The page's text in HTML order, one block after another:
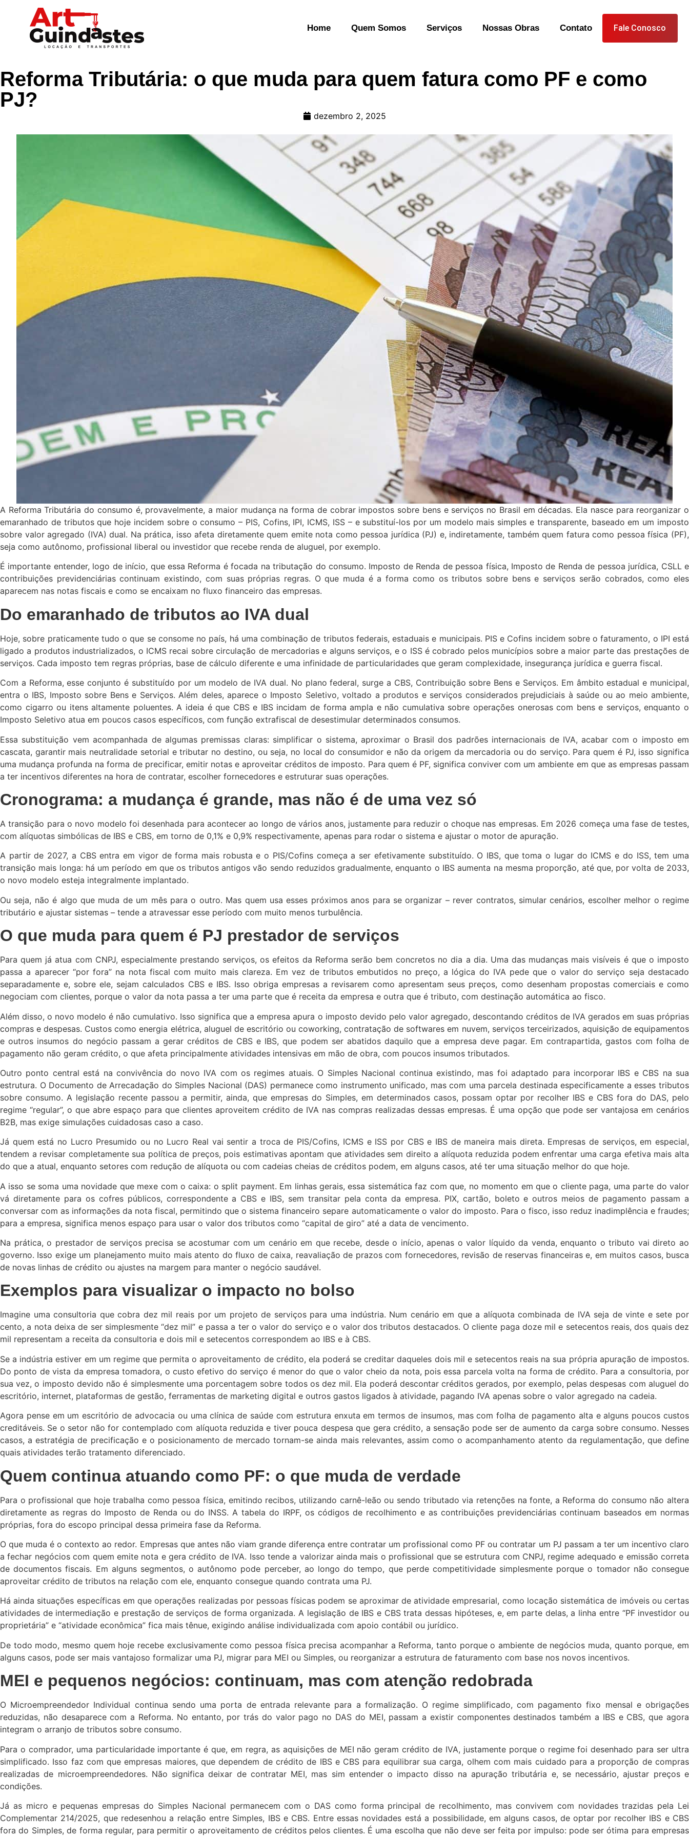
Home Quem Somos Serviços Nossas Obras Contato Fale Conosco
Reforma Tributária: o que muda para quem fatura como PF e como
PJ?
dezembro 2, 2025
A Reforma Tributária do consumo é, provavelmente, a maior mudança na forma de cobrar impostos sobre bens e serviços no Brasil em décadas. Ela nasce para reorganizar o
emaranhado de tributos que hoje incidem sobre o consumo – PIS, Cofins, IPI, ICMS, ISS – e substituí-los por um modelo mais simples e transparente, baseado em um imposto
sobre valor agregado (IVA) dual. Na prática, isso afeta diretamente quem emite nota como pessoa jurídica (PJ) e, indiretamente, também quem fatura como pessoa física (PF),
seja como autônomo, profissional liberal ou investidor que recebe renda de aluguel, por exemplo.
É importante entender, logo de início, que essa Reforma é focada na tributação do consumo. Imposto de Renda de pessoa física, Imposto de Renda de pessoa jurídica, CSLL e
contribuições previdenciárias continuam existindo, com suas próprias regras. O que muda é a forma como os tributos sobre bens e serviços serão cobrados, como eles
aparecem nas notas fiscais e como se encaixam no fluxo financeiro das empresas.
Do emaranhado de tributos ao IVA dual
Hoje, sobre praticamente tudo o que se consome no país, há uma combinação de tributos federais, estaduais e municipais. PIS e Cofins incidem sobre o faturamento, o IPI está
ligado a produtos industrializados, o ICMS recai sobre circulação de mercadorias e alguns serviços, e o ISS é cobrado pelos municípios sobre a maior parte das prestações de
serviços. Cada imposto tem regras próprias, base de cálculo diferente e uma infinidade de particularidades que geram complexidade, insegurança jurídica e guerra fiscal.
Com a Reforma, esse conjunto é substituído por um modelo de IVA dual. No plano federal, surge a CBS, Contribuição sobre Bens e Serviços. Em âmbito estadual e municipal,
entra o IBS, Imposto sobre Bens e Serviços. Além deles, aparece o Imposto Seletivo, voltado a produtos e serviços considerados prejudiciais à saúde ou ao meio ambiente,
como cigarro ou itens altamente poluentes. A ideia é que CBS e IBS incidam de forma ampla e não cumulativa sobre operações onerosas com bens e serviços, enquanto o
Imposto Seletivo atua em poucos casos específicos, com função extrafiscal de desestimular determinados consumos.
Essa substituição vem acompanhada de algumas premissas claras: simplificar o sistema, aproximar o Brasil dos padrões internacionais de IVA, acabar com o imposto em
cascata, garantir mais neutralidade setorial e tributar no destino, ou seja, no local do consumidor e não da origem da mercadoria ou do serviço. Para quem é PJ, isso significa
uma mudança profunda na forma de precificar, emitir notas e aproveitar créditos de imposto. Para quem é PF, significa conviver com um ambiente em que as empresas passam
a ter incentivos diferentes na hora de contratar, escolher fornecedores e estruturar suas operações.
Cronograma: a mudança é grande, mas não é de uma vez só
A transição para o novo modelo foi desenhada para acontecer ao longo de vários anos, justamente para reduzir o choque nas empresas. Em 2026 começa uma fase de testes,
com alíquotas simbólicas de IBS e CBS, em torno de 0,1% e 0,9% respectivamente, apenas para rodar o sistema e ajustar o motor de apuração.
A partir de 2027, a CBS entra em vigor de forma mais robusta e o PIS/Cofins começa a ser efetivamente substituído. O IBS, que toma o lugar do ICMS e do ISS, tem uma
transição mais longa: há um período em que os tributos antigos vão sendo reduzidos gradualmente, enquanto o IBS aumenta na mesma proporção, até que, por volta de 2033,
o novo modelo esteja integralmente implantado.
Ou seja, não é algo que muda de um mês para o outro. Mas quem usa esses próximos anos para se organizar – rever contratos, simular cenários, escolher melhor o regime
tributário e ajustar sistemas – tende a atravessar esse período com muito menos turbulência.
O que muda para quem é PJ prestador de serviços
Para quem já atua com CNPJ, especialmente prestando serviços, os efeitos da Reforma serão bem concretos no dia a dia. Uma das mudanças mais visíveis é que o imposto
passa a aparecer “por fora” na nota fiscal com muito mais clareza. Em vez de tributos embutidos no preço, a lógica do IVA pede que o valor do serviço seja destacado
separadamente e, sobre ele, sejam calculados CBS e IBS. Isso obriga empresas a revisarem como apresentam seus preços, como desenham propostas comerciais e como
negociam com clientes, porque o valor da nota passa a ter uma parte que é receita da empresa e outra que é tributo, com destinação automática ao fisco.
Além disso, o novo modelo é não cumulativo. Isso significa que a empresa apura o imposto devido pelo valor agregado, descontando créditos de IVA gerados em suas próprias
compras e despesas. Custos como energia elétrica, aluguel de escritório ou coworking, contratação de softwares em nuvem, serviços terceirizados, aquisição de equipamentos
e outros insumos do negócio passam a gerar créditos de CBS e IBS, que podem ser abatidos daquilo que a empresa deve pagar. Em contrapartida, gastos com folha de
pagamento não geram crédito, o que afeta principalmente atividades intensivas em mão de obra, com poucos insumos tributados.
Outro ponto central está na convivência do novo IVA com os regimes atuais. O Simples Nacional continua existindo, mas foi adaptado para incorporar IBS e CBS na sua
estrutura. O Documento de Arrecadação do Simples Nacional (DAS) permanece como instrumento unificado, mas com uma parcela destinada especificamente a esses tributos
sobre consumo. A legislação recente passou a permitir, ainda, que empresas do Simples, em determinados casos, possam optar por recolher IBS e CBS fora do DAS, pelo
regime “regular”, o que abre espaço para que clientes aproveitem crédito de IVA nas compras realizadas dessas empresas. É uma opção que pode ser vantajosa em cenários
B2B, mas exige simulações cuidadosas caso a caso.
Já quem está no Lucro Presumido ou no Lucro Real vai sentir a troca de PIS/Cofins, ICMS e ISS por CBS e IBS de maneira mais direta. Empresas de serviços, em especial,
tendem a revisar completamente sua política de preços, pois estimativas apontam que atividades sem direito a alíquota reduzida podem enfrentar uma carga efetiva mais alta
do que a atual, enquanto setores com redução de alíquota ou com cadeias cheias de créditos podem, em alguns casos, até ter uma situação melhor do que hoje.
A isso se soma uma novidade que mexe com o caixa: o split payment. Em linhas gerais, essa sistemática faz com que, no momento em que o cliente paga, uma parte do valor
vá diretamente para os cofres públicos, correspondente a CBS e IBS, sem transitar pela conta da empresa. PIX, cartão, boleto e outros meios de pagamento passam a
conversar com as informações da nota fiscal, permitindo que o sistema financeiro separe automaticamente o valor do imposto. Para o fisco, isso reduz inadimplência e fraudes;
para a empresa, significa menos espaço para usar o valor dos tributos como “capital de giro” até a data de vencimento.
Na prática, o prestador de serviços precisa se acostumar com um cenário em que recebe, desde o início, apenas o valor líquido da venda, enquanto o tributo vai direto ao
governo. Isso exige um planejamento muito mais atento do fluxo de caixa, reavaliação de prazos com fornecedores, revisão de reservas financeiras e, em muitos casos, busca
de novas linhas de crédito ou ajustes na margem para manter o negócio saudável.
Exemplos para visualizar o impacto no bolso
Imagine uma consultoria que cobra dez mil reais por um projeto de serviços para uma indústria. Num cenário em que a alíquota combinada de IVA seja de vinte e sete por
cento, a nota deixa de ser simplesmente “dez mil” e passa a ter o valor do serviço e o valor dos tributos destacados. O cliente paga doze mil e setecentos reais, dos quais dez
mil representam a receita da consultoria e dois mil e setecentos correspondem ao IBS e à CBS.
Se a indústria estiver em um regime que permita o aproveitamento de crédito, ela poderá se creditar daqueles dois mil e setecentos reais na sua própria apuração de impostos.
Do ponto de vista da empresa tomadora, o custo efetivo do serviço é menor do que o valor cheio da nota, pois essa parcela volta na forma de crédito. Para a consultoria, por
sua vez, o imposto devido não é simplesmente uma porcentagem sobre todos os dez mil. Ela poderá descontar créditos gerados, por exemplo, pelas despesas com aluguel do
escritório, internet, plataformas de gestão, ferramentas de marketing digital e outros gastos ligados à atividade, pagando IVA apenas sobre o valor agregado na cadeia.
Agora pense em um escritório de advocacia ou uma clínica de saúde com estrutura enxuta em termos de insumos, mas com folha de pagamento alta e alguns poucos custos
creditáveis. Se o setor não for contemplado com alíquota reduzida e tiver pouca despesa que gera crédito, a sensação pode ser de aumento da carga sobre consumo. Nesses
casos, a estratégia de precificação e o posicionamento de mercado tornam-se ainda mais relevantes, assim como o acompanhamento atento da regulamentação, que define
quais atividades terão tratamento diferenciado.
Quem continua atuando como PF: o que muda de verdade
Para o profissional que hoje trabalha como pessoa física, emitindo recibos, utilizando carnê-leão ou sendo tributado via retenções na fonte, a Reforma do consumo não altera
diretamente as regras do Imposto de Renda ou do INSS. A tabela do IRPF, os códigos de recolhimento e as contribuições previdenciárias continuam baseados em normas
próprias, fora do escopo principal dessa primeira fase da Reforma.
O que muda é o contexto ao redor. Empresas que antes não viam grande diferença entre contratar um profissional como PF ou contratar um PJ passam a ter um incentivo claro
a fechar negócios com quem emite nota e gera crédito de IVA. Isso tende a valorizar ainda mais o profissional que se estrutura com CNPJ, regime adequado e emissão correta
de documentos fiscais. Em alguns segmentos, o autônomo pode perceber, ao longo do tempo, que perde competitividade simplesmente porque o tomador não consegue
aproveitar crédito de tributos na relação com ele, enquanto consegue quando contrata uma PJ.
Há ainda situações específicas em que operações realizadas por pessoas físicas podem se aproximar de atividade empresarial, como locação sistemática de imóveis ou certas
atividades de intermediação e prestação de serviços de forma organizada. A legislação de IBS e CBS trata dessas hipóteses, e, em parte delas, a linha entre “PF investidor ou
proprietária” e “atividade econômica” fica mais tênue, exigindo análise individualizada com apoio contábil ou jurídico.
De todo modo, mesmo quem hoje recebe exclusivamente como pessoa física precisa acompanhar a Reforma, tanto porque o ambiente de negócios muda, quanto porque, em
alguns casos, pode ser mais vantajoso formalizar uma PJ, migrar para MEI ou Simples, ou reorganizar a estrutura de faturamento com base nos novos incentivos.
MEI e pequenos negócios: continuam, mas com atenção redobrada
O Microempreendedor Individual continua sendo uma porta de entrada relevante para a formalização. O regime simplificado, com pagamento fixo mensal e obrigações
reduzidas, não desaparece com a Reforma. No entanto, por trás do valor pago no DAS do MEI, passam a existir componentes destinados também a IBS e CBS, que agora
integram o arranjo de tributos sobre consumo.
Para o comprador, uma particularidade importante é que, em regra, as aquisições de MEI não geram crédito de IVA, justamente porque o regime foi desenhado para ser ultra
simplificado. Isso faz com que empresas maiores, que dependem de crédito de IBS e CBS para equilibrar sua carga, olhem com mais cuidado para a proporção de compras
realizadas de microempreendedores. Não significa deixar de contratar MEI, mas sim entender o impacto disso na apuração tributária e, se necessário, ajustar preços e
condições.
Já as micro e pequenas empresas do Simples Nacional permanecem com o DAS como forma principal de recolhimento, mas convivem com novidades trazidas pela Lei
Complementar 214/2025, que redesenhou a relação entre Simples, IBS e CBS. Entre essas novidades está a possibilidade, em alguns casos, de optar por recolher IBS e CBS
fora do Simples, de forma regular, para permitir o aproveitamento de créditos pelos clientes. É uma escolha que não deve ser feita por impulso: pode ser ótima para empresas